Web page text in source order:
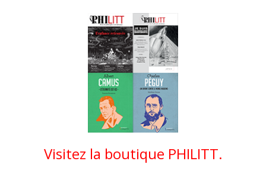
Visitez la boutique PHILITT.